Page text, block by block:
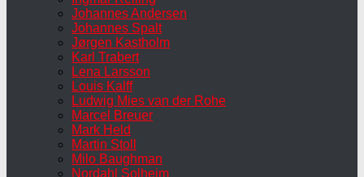
Johannes Andersen
Johannes Spalt
Jørgen Kastholm
Karl Trabert
Lena Larsson
Louis Kalff
Ludwig Mies van der Rohe
Marcel Breuer
Mark Held
Martin Stoll
Milo Baughman
Nordahl Solheim